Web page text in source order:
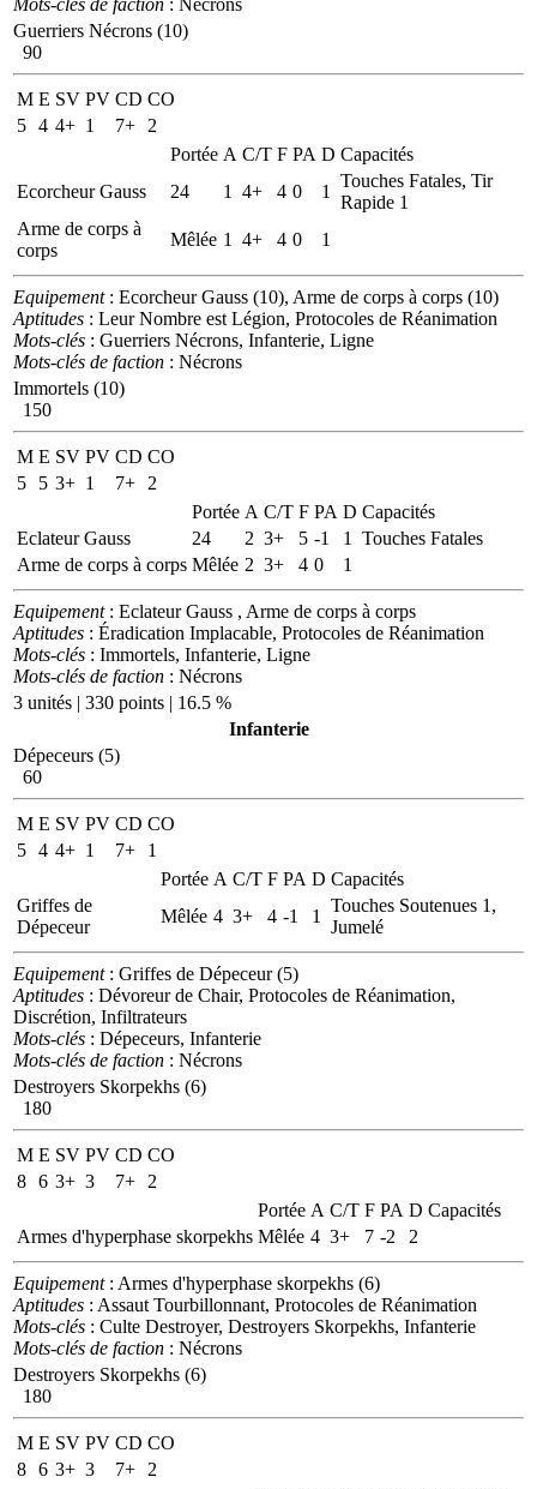
Guerriers Nécrons (10)
90
M E SV PV CD CO
5 4 4+ 1 7+
2
Portée A C/T F PA D Capacités
Ecorcheur Gauss
24 1 4+ 4 0 1
Touches Fatales, Tir
Rapide 1
Arme de corps à
corps
Mêlée 1 4+ 4 0 1
Equipement: Ecorcheur Gauss (10), Arme de corps à corps (10)
Aptitudes : Leur Nombre est Légion, Protocoles de Réanimation
Mots-clés : Guerriers Nécrons, Infanterie, Ligne
Mots-clés de faction : Nécrons
Immortels (10)
150
M E SV PV CD CO
5
5 3+ 1 7+
2
Portée A C/T F PA D Capacités
Eclateur Gauss
24 2 3+ 5 -1 1
Touches Fatales
Arme de corps à corps Mêlée 2 3+ 4 0 1
Equipement: Eclateur Gauss , Arme de corps à corps
Aptitudes : Éradication Implacable, Protocoles de Réanimation
Mots-clés : Immortels, Infanterie, Ligne
Mots-clés de faction : Nécrons
3 unités | 330 points | 16.5 %
Infanterie
Dépeceurs (5)
60
M E SV PV CD CO
5 4 4+ 1 7+
1
Portée A C/T F PA D Capacités
Griffes de
Dépeceur
Mêlée 4 3+ 4 -1 1
Touches Soutenues 1,
Jumelé
Equipement: Griffes de Dépeceur (5)
Aptitudes : Dévoreur de Chair, Protocoles de Réanimation,
Discrétion, Infiltrateurs
Mots-clés : Dépeceurs, Infanterie
Mots-clés de faction : Nécrons
Destroyers Skorpekhs (6)
180
M E SV PV CD CO
8 6 3+ 3 7+
2
Portée A C/T F PA D Capacités
Armes d'hyperphase skorpekhs Mêlée 4 3+ 7 -2 2
Equipement: Armes d'hyperphase skorpekhs (6)
Aptitudes : Assaut Tourbillonnant, Protocoles de Réanimation
Mots-clés : Culte Destroyer, Destroyers Skorpekhs, Infanterie
Mots-clés de faction : Nécrons
Destroyers Skorpekhs (6)
180
M E SV PV CD CO
8 6 3+ 3 7+
2